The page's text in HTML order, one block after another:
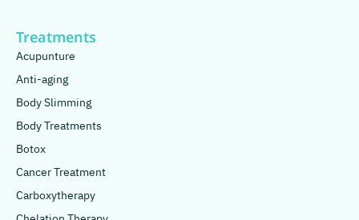
Treatments
Acupunture
Anti-aging
Body Slimming
Body Treatments
Botox
Cancer Treatment
Carboxytherapy